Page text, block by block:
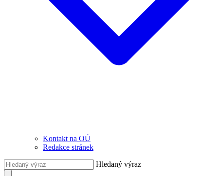
Kontakt na OÚ
Redakce stránek
Hledaný výraz